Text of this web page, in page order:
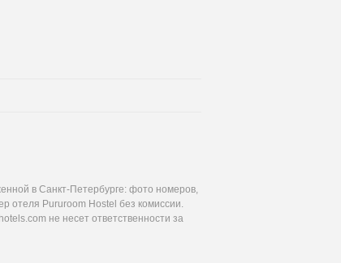
в Санкт-Петербурге: фото номеров,
отеля Pururoom Hostel без комиссии.
не несет ответственности за